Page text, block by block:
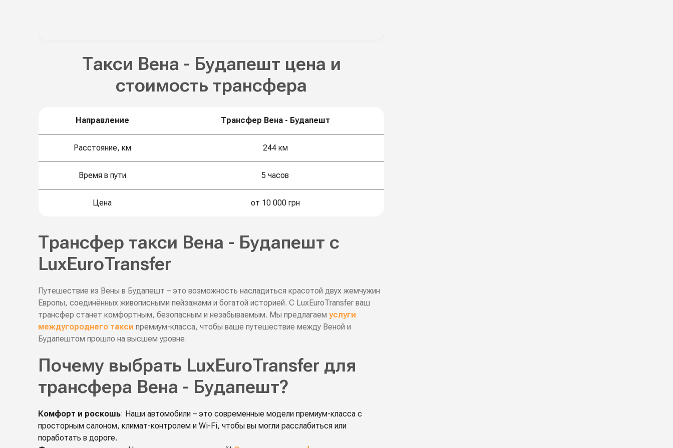
Такси Вена - Будапешт цена и
стоимость трансфера
Направление Трансфер Вена - Будапешт
Расстояние, км 244 км
Время в пути 5 часов
Цена от 10 000 грн
Трансфер такси Вена - Будапешт с
LuxEuroTransfer
Путешествие из Вены в Будапешт – это возможность насладиться красотой двух жемчужин
Европы, соединённых живописными пейзажами и богатой историей. С LuxEuroTransfer ваш
трансфер станет комфортным, безопасным и незабываемым. Мы предлагаем услуги
междугороднего такси премиум-класса, чтобы ваше путешествие между Веной и
Будапештом прошло на высшем уровне.
Почему выбрать LuxEuroTransfer для
трансфера Вена - Будапешт?
Комфорт и роскошь: Наши автомобили – это современные модели премиум-класса с
просторным салоном, климат-контролем и Wi-Fi, чтобы вы могли расслабиться или
поработать в дороге.